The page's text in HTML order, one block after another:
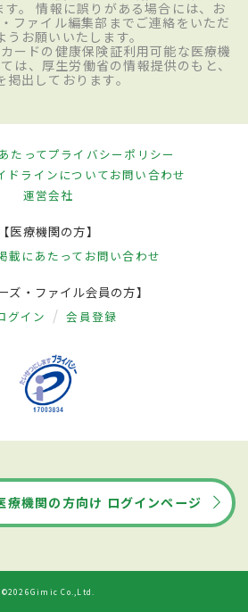
。 情報に誤りがある場合には、お
ファイル編集部までご連絡をいただ
うお願いいたします。
ードの健康保険証利用可能な医療機
は、厚生労働省の情報提供のもと、
掲出しております。
たってプライバシーポリシー
ドラインについてお問い合わせ
運営会社
【医療機関の方】
載にあたって お問い合わせ
ズ・ファイル会員の方】
グイン 会員登録
療機関の方向け ログインページ
©2026Gimic Co.,Ltd.